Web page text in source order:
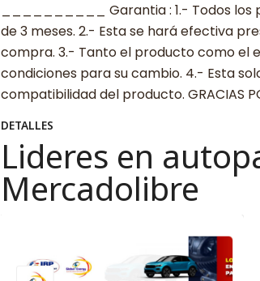
__________ Garantia : 1.- Todos los
de 3 meses. 2.- Esta se hará efectiva
compra. 3.- Tanto el producto como el
condiciones para su cambio. 4.- Esta
compatibilidad del producto. GRACIAS
DETALLES
Lideres en
Mercadolibre